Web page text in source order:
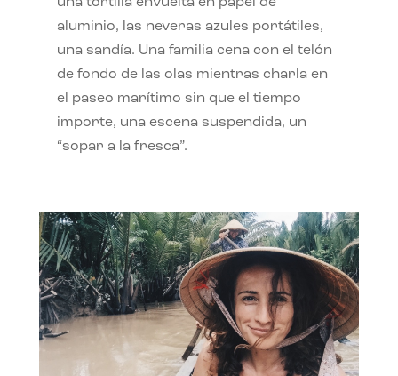
una tortilla envuelta en papel de
aluminio, las neveras azules portátiles,
una sandía. Una familia cena con el telón
de fondo de las olas mientras charla en
el paseo marítimo sin que el tiempo
importe, una escena suspendida, un
“sopar a la fresca”.